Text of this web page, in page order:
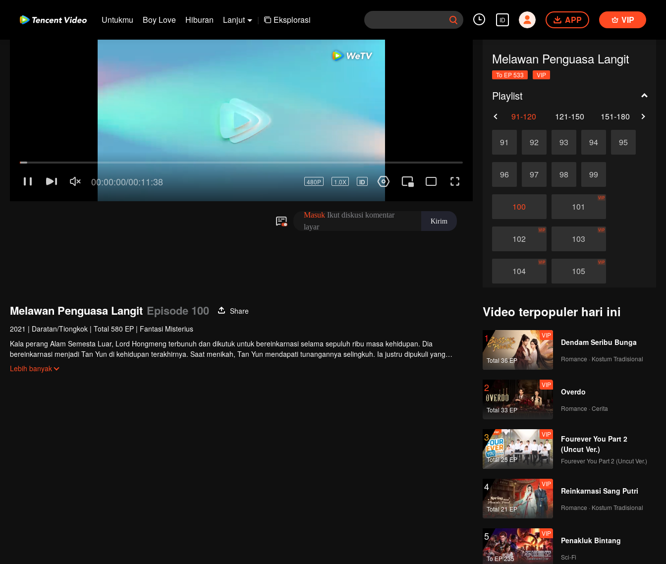
Untukmu Boy Love Hiburan Lanjut | Eksplorasi ID APP VIP
Melawan Penguasa Langit
To EP 533 VIP
Playlist
91-120 121-150 151-180
91 92 93 94 95
96 97 98 99
100 101
VIP
102
VIP
103
VIP
104
VIP
105
VIP
108
110
VIP VIP
112
VIP
114
116
VIP
117
118
VIP
119
VIP
120
VIP
Melawan Penguasa Langit Episode 100
Share
2021 | Daratan/Tiongkok | Total 580 EP | Fantasi Misterius
Kala perang Alam Semesta Luar, Lord Hongmeng terbunuh dan dikutuk untuk bereinkarnasi selama sepuluh ribu masa kehidupan. Dia
bereinkarnasi menjadi Tan Yun di kehidupan terakhirnya. Saat menikah, Tan Yun mendapati tunangannya selingkuh. Ia justru dipukuli yang
membangkitkan ingatan akan Hongmeng. Kemudian Tan Yun memiliki bakat tingkat Dewa dan giat berlatih demi meningkatkan kekuatannya.
Kemudian Tan Yun membalas kematian keluarganya dan menyatukan seluruh benua.
Lebih banyak
Video terpopuler hari ini
1
Total 36 EP
VIP
Dendam Seribu Bunga
Romance · Kostum Tradisional
2
Total 33 EP
VIP
Overdo
Romance · Cerita
3
Total 25 EP
VIP
Fourever You Part 2
(Uncut Ver.)
Fourever You Part 2 (Uncut Ver.)
4
Total 21 EP
VIP
Reinkarnasi Sang Putri
Romance · Kostum Tradisional
5
To EP 235
VIP
Penakluk Bintang
Sci-Fi